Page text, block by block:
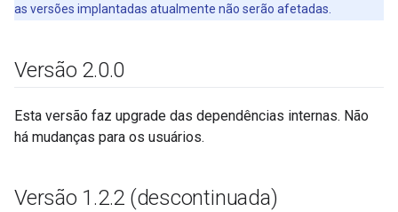
as versões implantadas atualmente não serão afetadas.
Versão 2.0.0
Esta versão faz upgrade das dependências internas. Não
há mudanças para os usuários.
Versão 1.2.2 (descontinuada)